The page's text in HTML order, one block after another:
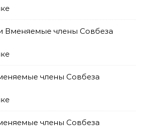
Вменяемые члены Совбеза
члены Совбеза
члены Совбеза